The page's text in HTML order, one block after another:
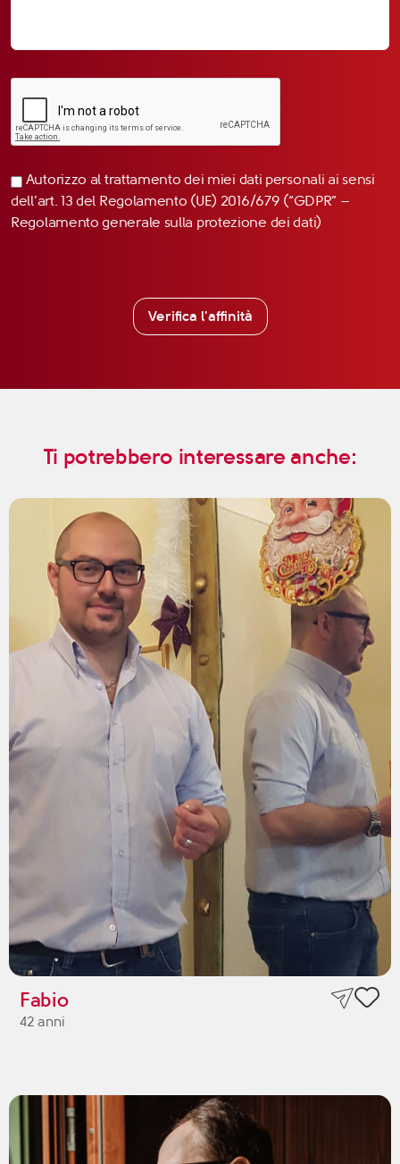
Autorizzo al trattamento dei miei dati personali ai sensi
dell’art. 13 del Regolamento (UE) 2016/679 (“GDPR” –
Regolamento generale sulla protezione dei dati)
Verifica l'affinità
Ti potrebbero interessare anche:
Fabio
42 anni